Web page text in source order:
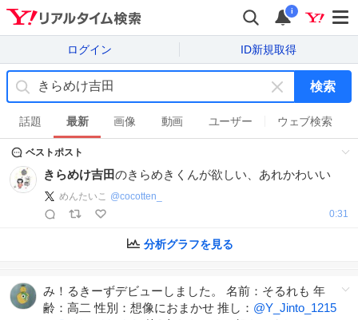
i
ログイン ID新規取得
キ
ー
ワ
ド
検索
話題 最新 画像 動画 ユーザー ウェブ検索
ベストポスト
きらめけ吉田のきらめきくんが欲しい、あれかわいい
めんたいこ @cocotten_
0:31
分析グラフを見る
み！るきーずデビューしました。 名前：そるれも 年
齢：高二 性別：想像におまかせ 推し： @Y_Jinto_1215